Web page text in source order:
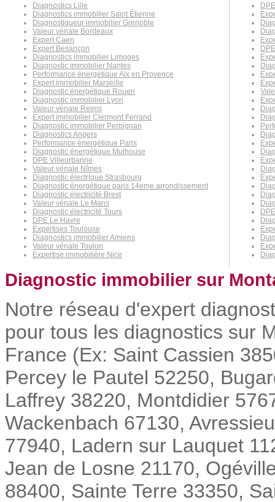
Diagnostics Lille
Diagnostics immobilier Saint Étienne
Diagnostiqueur immobilier Grenoble
Valeur vénale Bordeaux
Expert Caen
Expert Besançon
Diagnostics immobilier Limoges
Diagnostic immobilier Nantes
Performance énergétique Aix en Provence
Expert immobilier Marseille
Diagnostic énergétique Rouen
Diagnostic immobilier Lyon
Valeur vénale Reims
Expert immobilier Clermont Ferrand
Diagnostic immobilier Perpignan
Diagnostics Angers
Performance énergétique Paris
Diagnostic énergétique Mulhouse
DPE Villeurbanne
Valeur vénale Nîmes
Diagnostic électrique Strasbourg
Diagnostic énergétique paris 14eme arrondissement
Diagnostic électricité Brest
Valeur vénale Le Mans
Diagnostic électricité Tours
DPE Le Havre
Expertises Toulouse
Diagnostics immobilier Amiens
Valeur vénale Toulon
Expertise immobilière Nice
Diagnostic immobilier sur
Notre réseau d'expert
pour tous les diagnostics sur
France (Ex: Saint Cassien
Percey le Pautel 52250,
Laffrey 38220, Montdidier
Wackenbach 67130,
77940, Ladern sur Lauquet
Jean de Losne 21170,
88400, Sainte Terre 33350,